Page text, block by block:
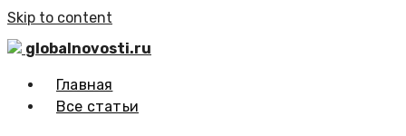
Skip to content
globalnovosti.ru
Главная
Все статьи